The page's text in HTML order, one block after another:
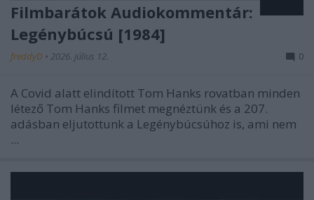
Filmbarátok Audiokommentár:
Legénybúcsú [1984]
freddyD • 2026. július 12. 0
A Covid alatt elindított Tom Hanks rovatban minden
létező Tom Hanks filmet megnéztünk és a 207.
adásban eljutottunk a Legénybúcsúhoz is, ami nem
...